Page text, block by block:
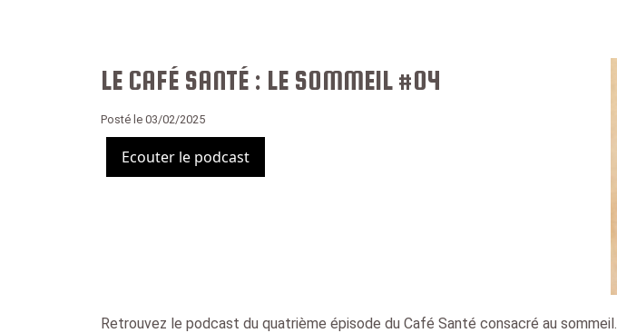
LE CAFÉ SANTÉ : LE SOMMEIL #04
Posté le 03/02/2025
Ecouter le podcast
Retrouvez le podcast du quatrième épisode du Café Santé consacré au sommeil.